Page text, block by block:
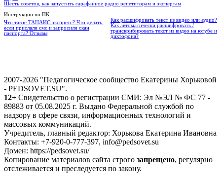
Шесть советов, как запустить сарафанное радио репетиторам и экспертам
Инструкции по ПК
Что такое ТАНАИС экспресс? Что делать,
если прислали смс и запросили скан
паспорта? Отзывы
Как расшифровать текст из видео или аудио?
Как автоматически расшифровать /
транскрибировать текст из видео на ютубе и
диктофона?
2007-2026 "Педагогическое сообщество Екатерины Хорьковой
- PEDSOVET.SU".
12+ Свидетельство о регистрации СМИ: Эл №ЭЛ № ФС 77 -
89883 от 05.08.2025 г. Выдано Федеральной службой по
надзору в сфере связи, информационных технологий и
массовых коммуникаций.
Учредитель, главный редактор: Хорькова Екатерина Ивановна
Контакты: +7-920-0-777-397, info@pedsovet.su
Домен: https://pedsovet.su/
Копирование материалов сайта строго запрещено, регулярно
отслеживается и преследуется по закону.